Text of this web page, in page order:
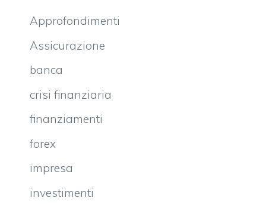
Approfondimenti
Assicurazione
banca
crisi finanziaria
finanziamenti
forex
impresa
investimenti